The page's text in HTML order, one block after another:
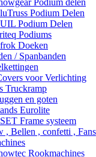
Podium delen
Podium Delen
Podium Delen
Podiums
Doeken
/ Spanbanden
voor Verlichting
Truckramp
en goten
Eurolite
Frame systeem
, Bellen , confetti , Fans
Rookmachines